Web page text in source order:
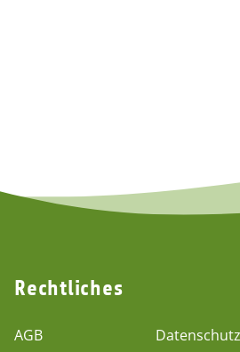
Rechtliches
AGB
Datenschutz